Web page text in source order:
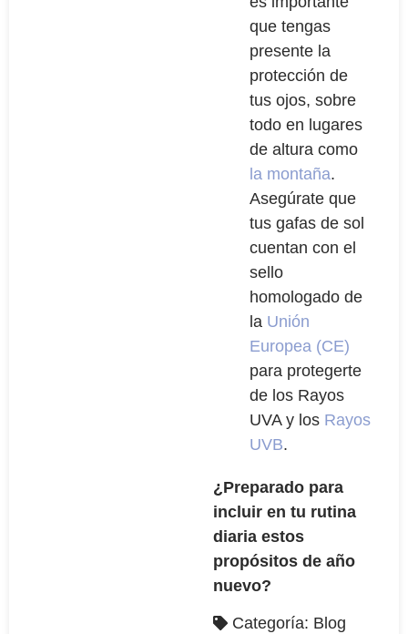
que tengas
presente la
protección de
tus ojos, sobre
todo en lugares
de altura como
la montaña.
Asegúrate que
tus gafas de sol
cuentan con el
sello
homologado de
la Unión
Europea (CE)
para protegerte
de los Rayos
UVA y los Rayos
UVB.
¿Preparado para
incluir en tu rutina
diaria estos
propósitos de año
nuevo?
Categoría: Blog